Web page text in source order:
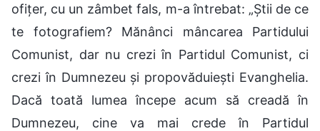
ofițer, cu un zâmbet fals, m-a întrebat: „Știi de ce
te fotografiem? Mănânci mâncarea Partidului
Comunist, dar nu crezi în Partidul Comunist, ci
crezi în Dumnezeu și propovăduiești Evanghelia.
Dacă toată lumea începe acum să creadă în
Dumnezeu, cine va mai crede în Partidul